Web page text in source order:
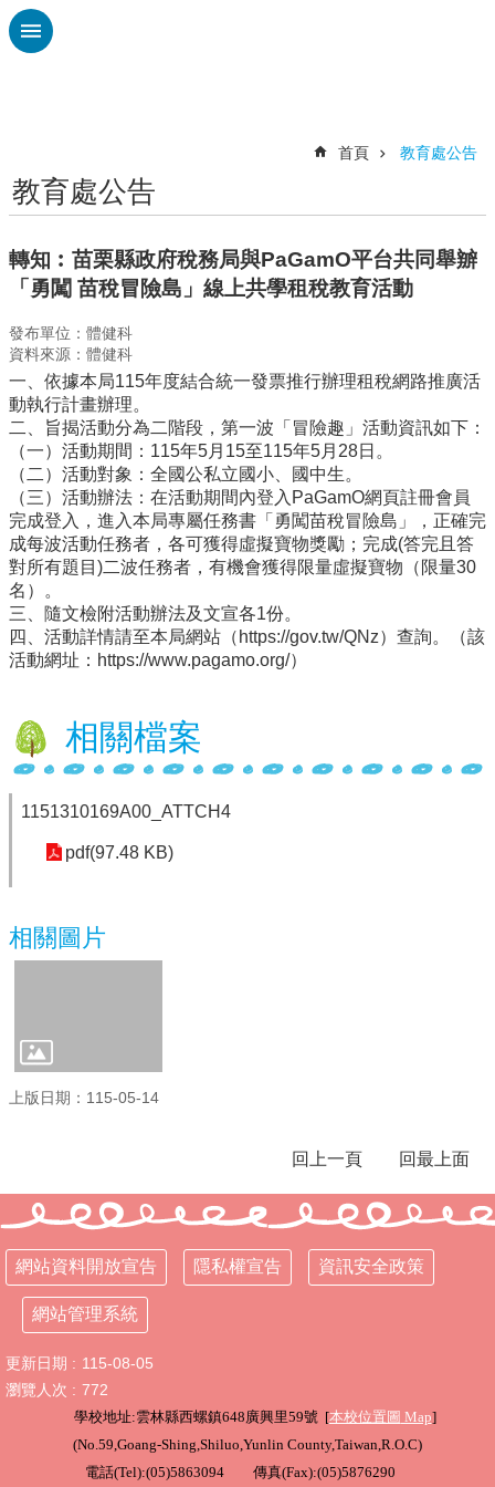
跳到主要內容區塊
認
廣
興
刊
專
欄
校
園
動
態
行
政
處
室
課
程
區
校
E
關
網
校
相
關
縣
府
訪
視
區
English
Version
首頁 教育處公告
教育處公告
轉知︰苗栗縣政府稅務局與PaGamO平台共同舉辧
「勇闖 苗稅冒險島」線上共學租稅教育活動
發布單位：體健科
資料來源：體健科
一、依據本局115年度結合統一發票推行辦理租稅網路推廣活
動執行計畫辦理。
二、旨揭活動分為二階段，第一波「冒險趣」活動資訊如下：
（一）活動期間：115年5月15至115年5月28日。
（二）活動對象：全國公私立國小、國中生。
（三）活動辦法：在活動期間內登入PaGamO網頁註冊會員
完成登入，進入本局專屬任務書「勇闖苗稅冒險島」，正確完
成每波活動任務者，各可獲得虛擬寶物獎勵；完成(答完且答
對所有題目)二波任務者，有機會獲得限量虛擬寶物（限量30
名）。
三、隨文檢附活動辦法及文宣各1份。
四、活動詳情請至本局網站（https://gov.tw/QNz）查詢。（該
活動網址：https://www.pagamo.org/）
相關檔案
1151310169A00_ATTCH4
pdf(97.48 KB)
相關圖片
上版日期：115-05-14
回上一頁 回最上面
網站資料開放宣告 隱私權宣告 資訊安全政策
網站管理系統
更新日期
115-08-05
瀏覽人次
772
學校地址:雲林縣西螺鎮648廣興里59號 [本校位置圖 Map]
(No.59,Goang-Shing,Shiluo,Yunlin County,Taiwan,R.O.C)
電話(Tel):(05)5863094 傳真(Fax):(05)5876290